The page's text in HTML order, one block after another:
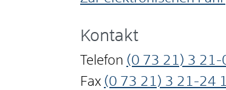
Kontakt
Telefon (0 73 21) 3 21-
Fax (0 73 21) 3 21-24